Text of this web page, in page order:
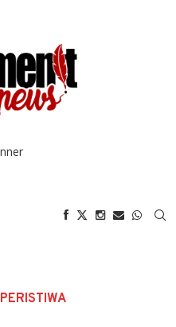
PERISTIWA